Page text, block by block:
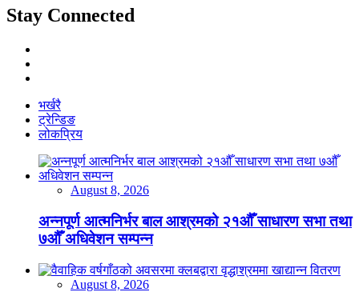
Stay Connected
भर्खरै
ट्रेन्डिङ
लोकप्रिय
August 8, 2026
अन्नपूर्ण आत्मनिर्भर बाल आश्रमको २१औँ साधारण सभा तथा
७औँ अधिवेशन सम्पन्न
August 8, 2026